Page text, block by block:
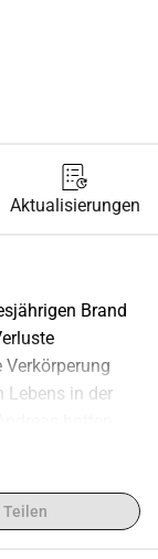
Aktualisierungen
Brand
Lebens in der
und Groß eine
hatten,
zerstörte
Teilen